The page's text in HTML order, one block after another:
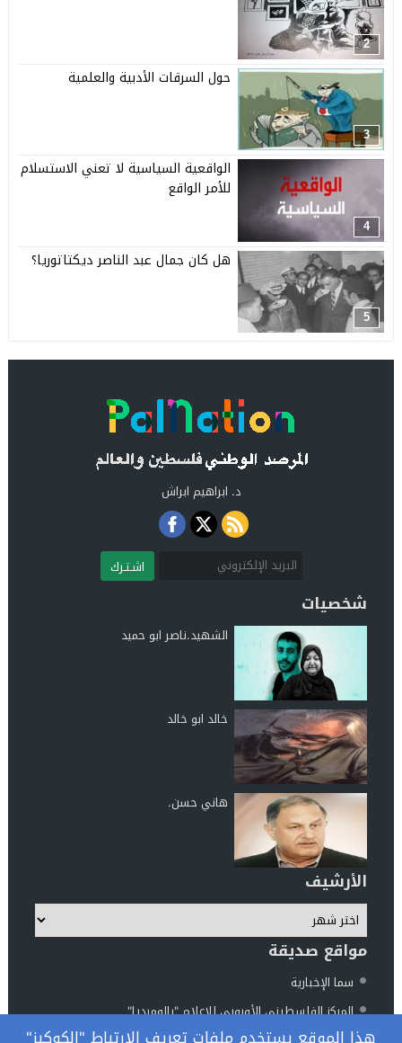
2
3
حول السرقات الأدبية والعلمية
4
الواقعية السياسية لا تعني الاستسلام
للأمر الواقع
5
هل كان جمال عبد الناصر ديكتاتوريا؟
د. ابراهيم ابراش
اشـتـرك
شخصيات
الشهيد.ناصر ابو حميد
خالد ابو خالد
هاني حسن.
الأرشيف
مواقع صديقة
سما الإخبارية
المركز الفلسطيني الأوروبي للإعلام "بالوميديا"